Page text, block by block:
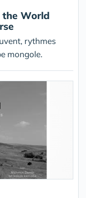
the World
rythmes
mongole.